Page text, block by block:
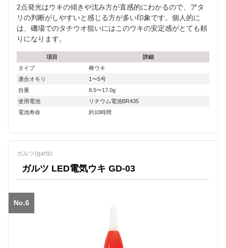
2点発光はウキの傾きや沈み方が直感的にわかるので、アタ
リの判断がしやすいと感じる方が多い印象です。個人的に
は、磯場でのタチウオ狙いにはこのウキの安定感がとても頼
りになります。
項目
詳細
タイプ
棒ウキ
適合オモリ
1〜5号
自重
8.5〜17.0g
使用電池
リチウム電池BR435
電池寿命
約10時間
ガルツ(gartz)
ガルツ LED電気ウキ GD-03
No.6